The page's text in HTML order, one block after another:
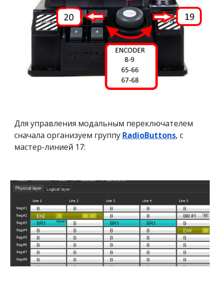
Для управления модальным переключателем
сначала организуем группу RadioButtons, c
мастер-линией 17: